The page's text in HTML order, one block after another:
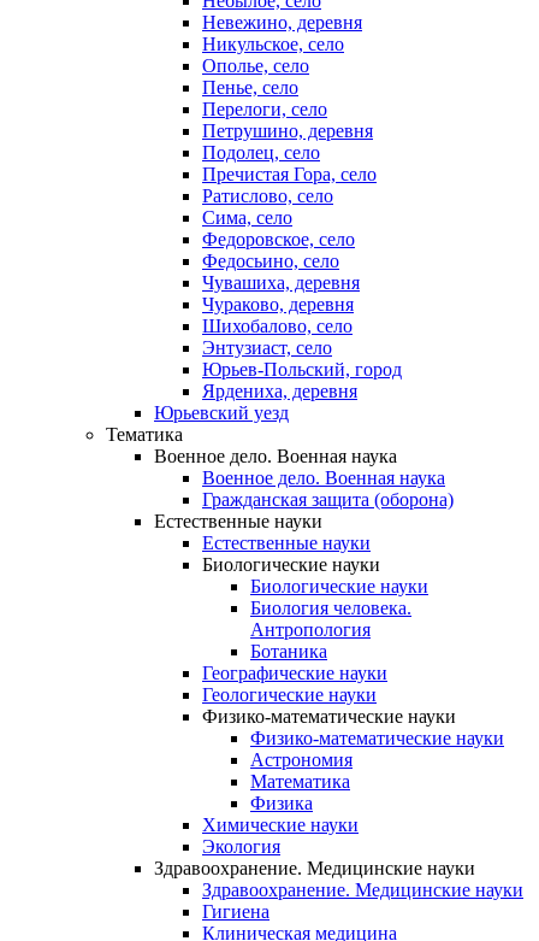
Невежино, деревня
Никульское, село
Ополье, село
Пенье, село
Перелоги, село
Петрушино, деревня
Подолец, село
Пречистая Гора, село
Ратислово, село
Сима, село
Федоровское, село
Федосьино, село
Чувашиха, деревня
Чураково, деревня
Шихобалово, село
Энтузиаст, село
Юрьев-Польский, город
Ярдениха, деревня
Юрьевский уезд
Тематика
Военное дело. Военная наука
Военное дело. Военная наука
Гражданская защита (оборона)
Естественные науки
Естественные науки
Биологические науки
Биологические науки
Биология человека.
Антропология
Ботаника
Географические науки
Геологические науки
Физико-математические науки
Физико-математические науки
Астрономия
Математика
Физика
Химические науки
Экология
Здравоохранение. Медицинские науки
Здравоохранение. Медицинские науки
Гигиена
Клиническая медицина